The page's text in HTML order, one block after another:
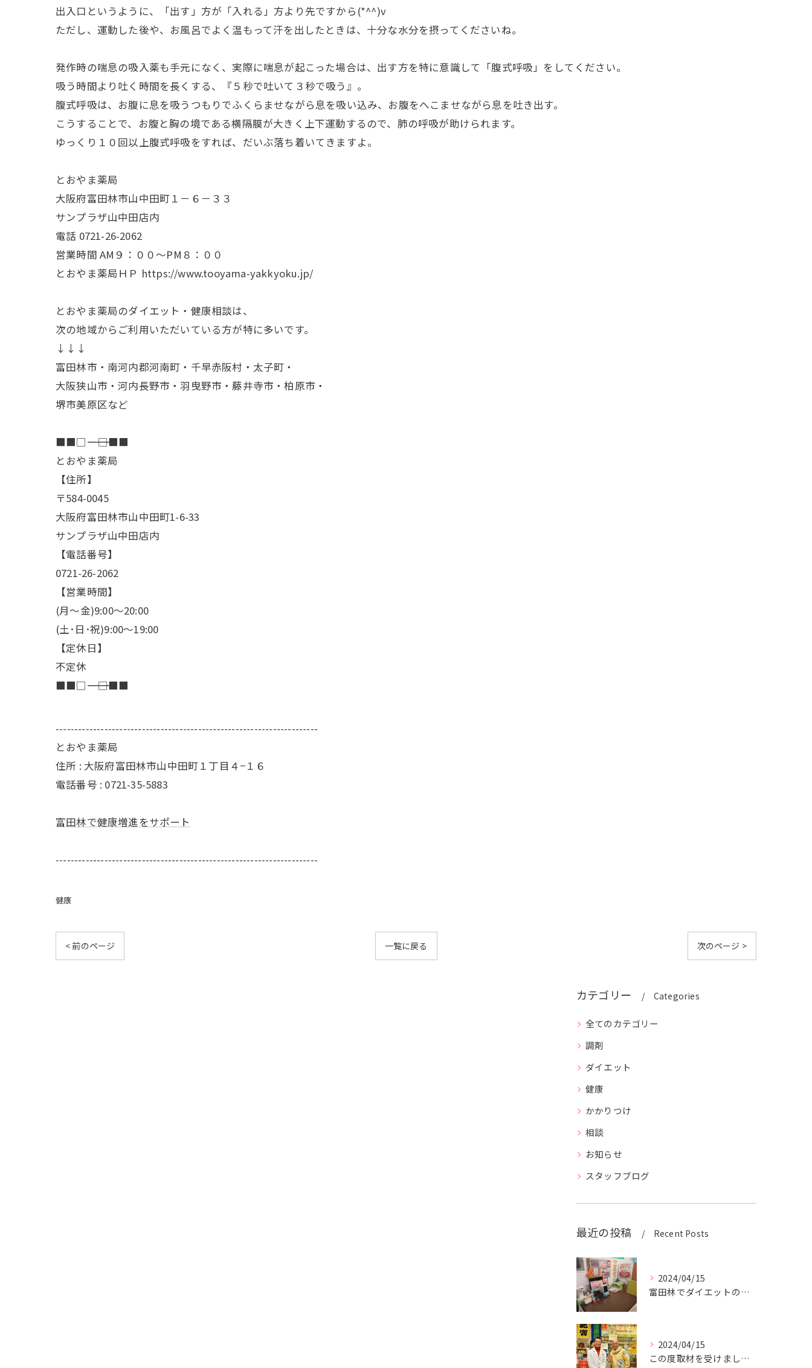
出入口というように、「出す」方が「入れる」方より先ですから (*^^)v
ただし、運動した後や、お風呂でよく温もって汗を出したときは、十分な水分を摂ってくださいね。
発作時の喘息の吸入薬も手元になく、実際に喘息が起こった場合は、出す方を特に意識して「腹式呼吸」をしてください。
吸う時間より吐く時間を長くする、『５秒で吐いて３秒で吸う』。
腹式呼吸は、お腹に息を吸うつもりでふくらませながら息を吸い込み、お腹をへこませながら息を吐き出す。
こうすることで、お腹と胸の境である横隔膜が大きく上下運動するので、肺の呼吸が助けられます。
ゆっくり１０回以上腹式呼吸をすれば、だいぶ落ち着いてきますよ。
とおやま薬局
大阪府富田林市山中田町１－６－３３
サンプラザ山中田店内
電話 0721-26-2062
営業時間 AM９：００～PM８：００
とおやま薬局ＨＰ https://www.tooyama-yakkyoku.jp/
とおやま薬局のダイエット・健康相談は、
次の地域からご利用いただいている方が特に多いです。
↓↓↓
富田林市・南河内郡河南町・千早赤阪村・太子町・
大阪狭山市・河内長野市・羽曳野市・藤井寺市・柏原市・
堺市美原区など
■■□―――――――――――――――――――□■■
とおやま薬局
【住所】
〒584-0045
大阪府富田林市山中田町1-6-33
サンプラザ山中田店内
【電話番号】
0721-26-2062
【営業時間】
(月～金)9:00～20:00
(土･日･祝)9:00～19:00
【定休日】
不定休
■■□―――――――――――――――――――□■■
----------------------------------------------------------------------
とおやま薬局
住所 : 大阪府富田林市山中田町１丁目４−１６
電話番号 : 0721-35-5883
富田林で健康増進をサポート
----------------------------------------------------------------------
健康
< 前のページ 一覧に戻る 次のページ >
カテゴリー Categories
全てのカテゴリー
調剤
ダイエット
健康
かかりつけ
相談
お知らせ
スタッフブログ
最近の投稿 Recent Posts
2024/04/15
富田林でダイエットの相談を承っております
2024/04/15
この度取材を受けました。